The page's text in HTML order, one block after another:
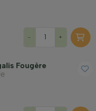
- +
Fougère